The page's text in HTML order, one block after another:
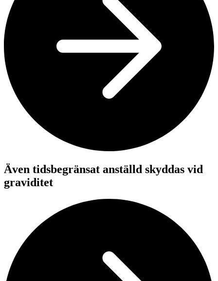
Även tidsbegränsat anställd skyddas vid
graviditet